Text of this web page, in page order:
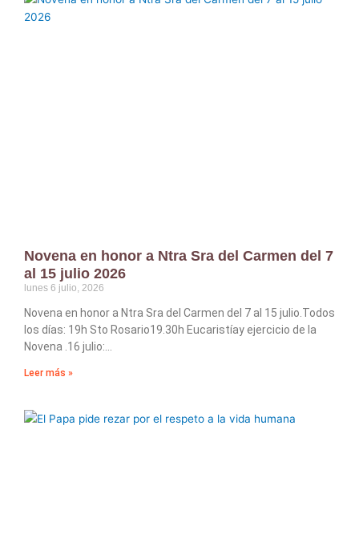
Novena en honor a Ntra Sra del Carmen del 7
al 15 julio 2026
lunes 6 julio, 2026
Novena en honor a Ntra Sra del Carmen del 7 al 15 julio.Todos
los días: 19h Sto Rosario19.30h Eucaristíay ejercicio de la
Novena .16 julio:
Leer más »